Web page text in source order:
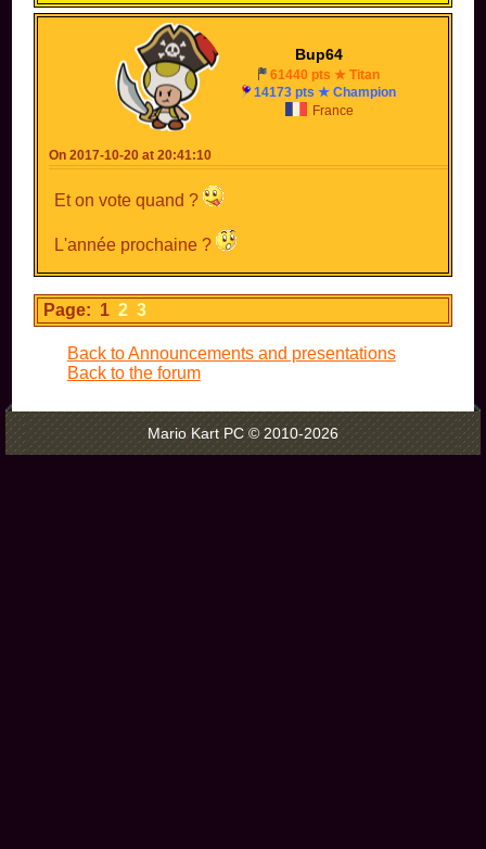
Bup64
61440 pts ★ Titan
14173 pts ★ Champion
France
On 2017-10-20 at 20:41:10
Et on vote quand ?
L'année prochaine ?
Page: 1 2 3
Back to Announcements and presentations
Back to the forum
Mario Kart PC © 2010-2026